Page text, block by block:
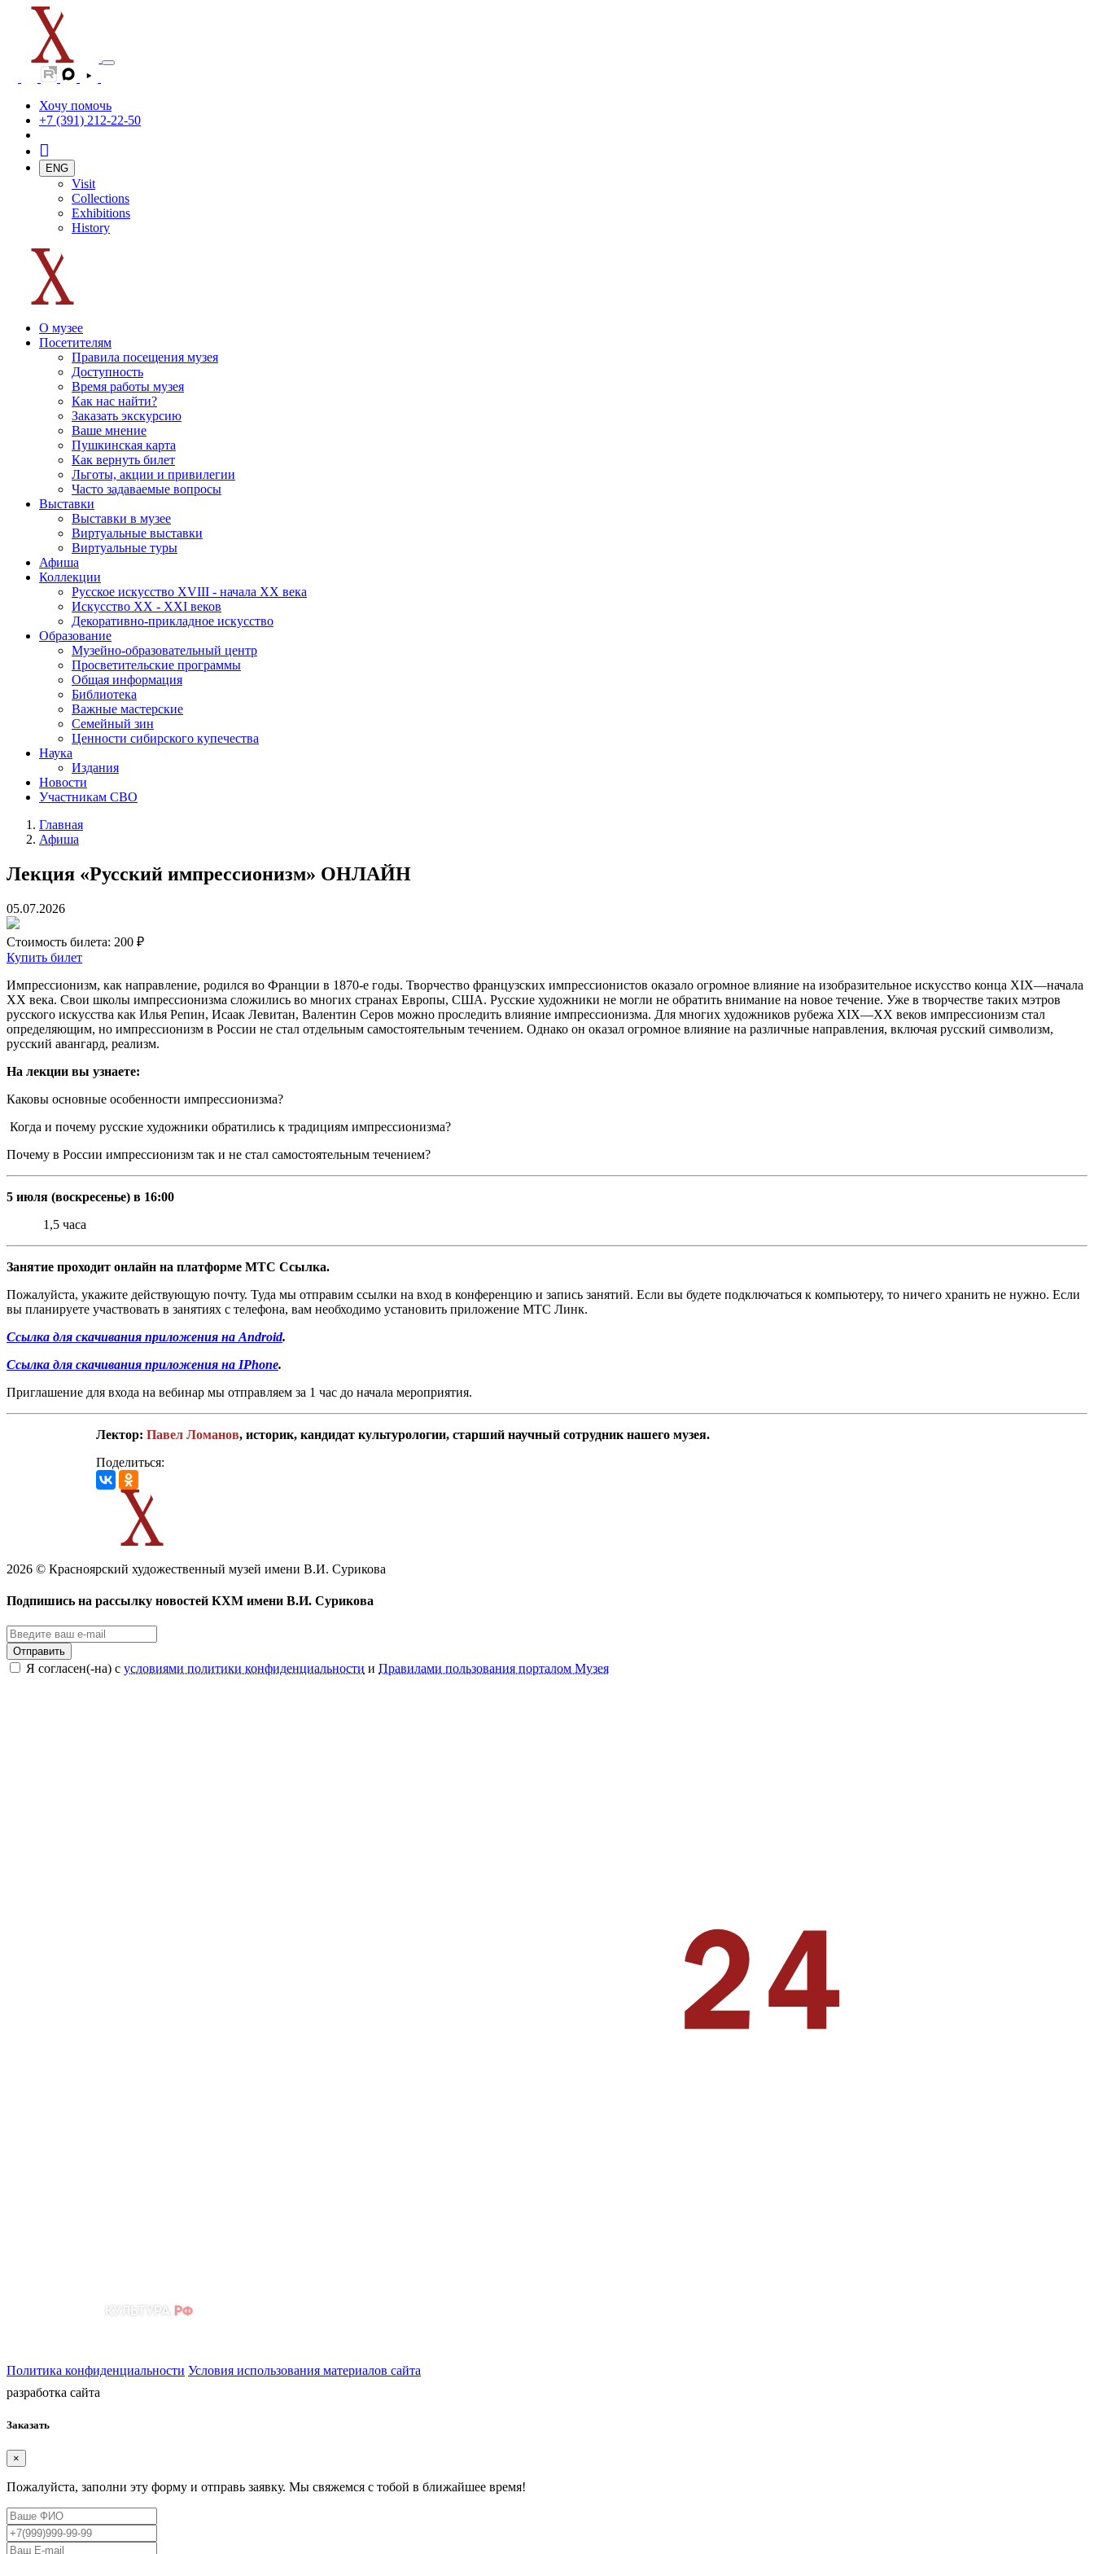
Хочу помочь
+7 (391) 212-22-50
ENG
Visit
Collections
Exhibitions
History
О музее
Посетителям
Правила посещения музея
Доступность
Время работы музея
Как нас найти?
Заказать экскурсию
Ваше мнение
Пушкинская карта
Как вернуть билет
Льготы, акции и привилегии
Часто задаваемые вопросы
Выставки
Выставки в музее
Виртуальные выставки
Виртуальные туры
Афиша
Коллекции
Русское искусство ХVIII - начала ХХ века
Искусство ХХ - ХХI веков
Декоративно-прикладное искусство
Образование
Музейно-образовательный центр
Просветительские программы
Общая информация
Библиотека
Важные мастерские
Семейный зин
Ценности сибирского купечества
Наука
Издания
Новости
Участникам СВО
Главная
Афиша
Лекция «Русский импрессионизм» ОНЛАЙН
05.07.2026
Стоимость билета: 200 ₽
Купить билет
Импрессионизм, как направление, родился во Франции в 1870-е годы. Творчество французских импрессионистов оказало огромное влияние на изобразительное искусство конца XIX—начала
XX века. Свои школы импрессионизма сложились во многих странах Европы, США. Русские художники не могли не обратить внимание на новое течение. Уже в творчестве таких мэтров
русского искусства как Илья Репин, Исаак Левитан, Валентин Серов можно проследить влияние импрессионизма. Для многих художников рубежа XIX—XX веков импрессионизм стал
определяющим, но импрессионизм в России не стал отдельным самостоятельным течением. Однако он оказал огромное влияние на различные направления, включая русский символизм,
русский авангард, реализм.
На лекции вы узнаете:
Каковы основные особенности импрессионизма?
Когда и почему русские художники обратились к традициям импрессионизма?
Почему в России импрессионизм так и не стал самостоятельным течением?
5 июля (воскресенье) в 16:00
1,5 часа
Занятие проходит онлайн на платформе МТС Ссылка.
Пожалуйста, укажите действующую почту. Туда мы отправим ссылки на вход в конференцию и запись занятий. Если вы будете подключаться к компьютеру, то ничего хранить не нужно. Если
вы планируете участвовать в занятиях с телефона, вам необходимо установить приложение МТС Линк.
Ссылка для скачивания приложения на Android.
Ссылка для скачивания приложения на IPhone.
Приглашение для входа на вебинар мы отправляем за 1 час до начала мероприятия.
Лектор: Павел Ломанов, историк, кандидат культурологии, старший научный сотрудник нашего музея.
Поделиться:
2026 © Красноярский художественный музей имени В.И. Сурикова
Подпишись на рассылку новостей КХМ имени В.И. Сурикова
Отправить
Я согласен(-на) с условиями политики конфиденциальности и Правилами пользования порталом Музея
Политика конфиденциальности Условия использования материалов сайта
разработка сайта
Заказать
×
Пожалуйста, заполни эту форму и отправь заявку. Мы свяжемся с тобой в ближайшее время!